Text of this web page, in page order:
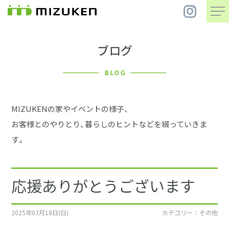
住 宅
まちづくり
会社案内
施工事例
ブログ
BLOG
MIZUKENの家やイベントの様子、
お客様とのやりとり、暮らしのヒントなどを綴っていきま
す。
応援ありがとうございます
2025年07月18日(日) カテゴリー ： その他